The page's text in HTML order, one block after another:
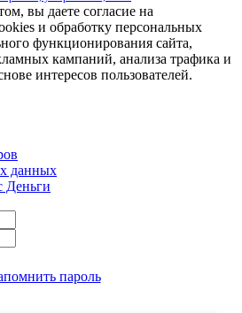
вы даете согласие на
и обработку персональных
функционирования сайта,
кампаний, анализа трафика и
интересов пользователей.
данных
Деньги
пароль